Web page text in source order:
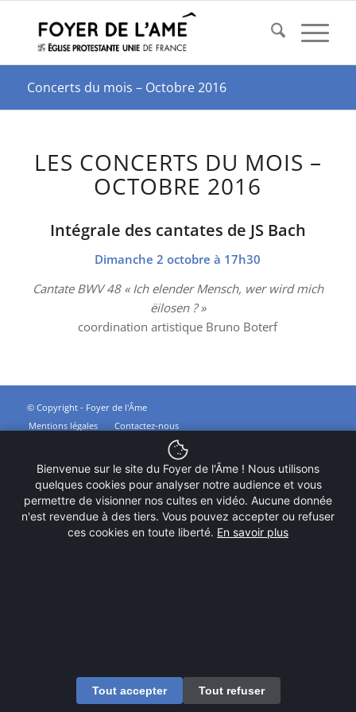
Concerts du mois – Octobre 2016
LES CONCERTS DU MOIS –
OCTOBRE 2016
Intégrale des cantates de JS Bach
Dimanche 2 octobre à 17h30
Cantate BWV 48 « Ich elender Mensch, wer wird mich
ëilosen ? »
coordination artistique Bruno Boterf
© Copyright - Foyer de l'Âme
Mentions légales
Contactez-nous
Bienvenue sur le site du Foyer de l'Âme ! Nous utilisons
quelques cookies pour analyser notre audience et vous
permettre de visionner nos cultes en vidéo. Aucune donnée
n'est revendue à des tiers. Vous pouvez accepter ou refuser
ces cookies en toute liberté. En savoir plus
Tout accepter Tout refuser